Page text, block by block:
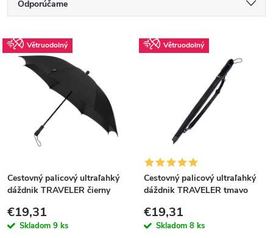
a
d
e
p
r
Odporúčame
Najdrahšie
Najpredávanejšie
V
p
r
Větruodolný
Cestovný palicový ultraľahký
dáždnik TRAVELER čierny
€19,31
Skladom 9 ks
Větruodolný
Cestovný palicový ultraľahký
dáždnik TRAVELER tmavo
€19,31
Skladom 8 ks